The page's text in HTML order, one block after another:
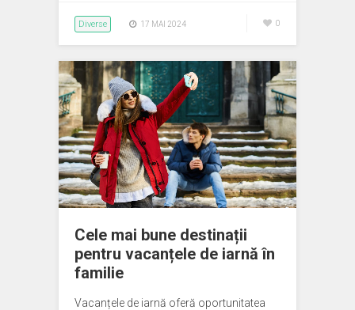
Diverse 17 MAI 2024 0
Cele mai bune destinații
pentru vacanțele de iarnă în
familie
Vacanțele de iarnă oferă oportunitatea